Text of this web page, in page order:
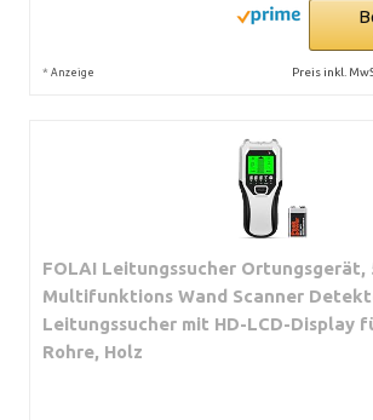
* Anzeige Preis inkl.
FOLAI Leitungssucher Ortungsgerät,
Multifunktions Wand Scanner
Leitungssucher mit HD-LCD-Display
Rohre, Holz